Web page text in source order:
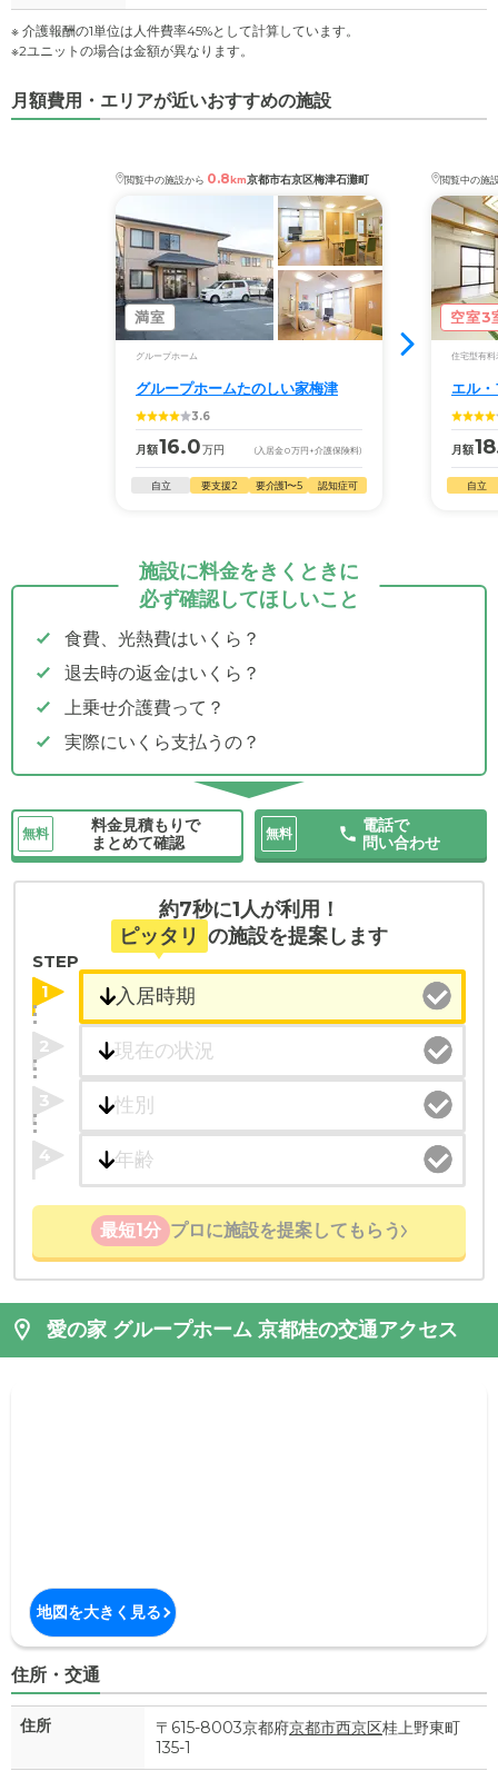
※ 介護報酬の1単位は人件費率45%として計算しています。
※2ユニットの場合は金額が異なります。
月額費用・エリアが近いおすすめの施設
閲覧中の施設から 0.8km京都市右京区梅津石灘町
満室
グループホーム
グループホームたのしい家梅津
3.6
月額16.0万円 (入居金0万円 +介護保険料)
自立 要支援2 要介護1〜5 認知症可
閲覧中の施
空室3
住宅型有料
エル
月額
自立
施設に料金をきくときに
必ず確認してほしいこと
食費、光熱費はいくら？
退去時の返金はいくら？
上乗せ介護費って？
実際にいくら支払うの？
無料
料金見積もりで
まとめて確認
無料
電話で
問い合わせ
約7秒に1人が利用！
ピッタリ の施設を提案します
STEP
1
2
3
4
最短1分 プロに施設を提案してもらう
愛の家 グループホーム 京都桂の交通アクセス
地図を大きく見る
住所・交通
住所 〒615-8003京都府京都市西京区桂上野東町
135-1